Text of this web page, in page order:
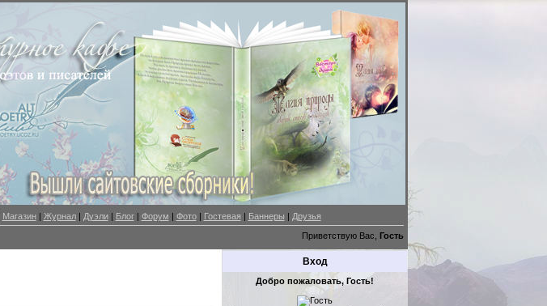
Магазин| Журнал| Дуэли| Блог| Форум | Фото| Гостевая | Баннеры | Друзья
Приветствую Вас, Гость
Вход
Добро пожаловать, Гость!